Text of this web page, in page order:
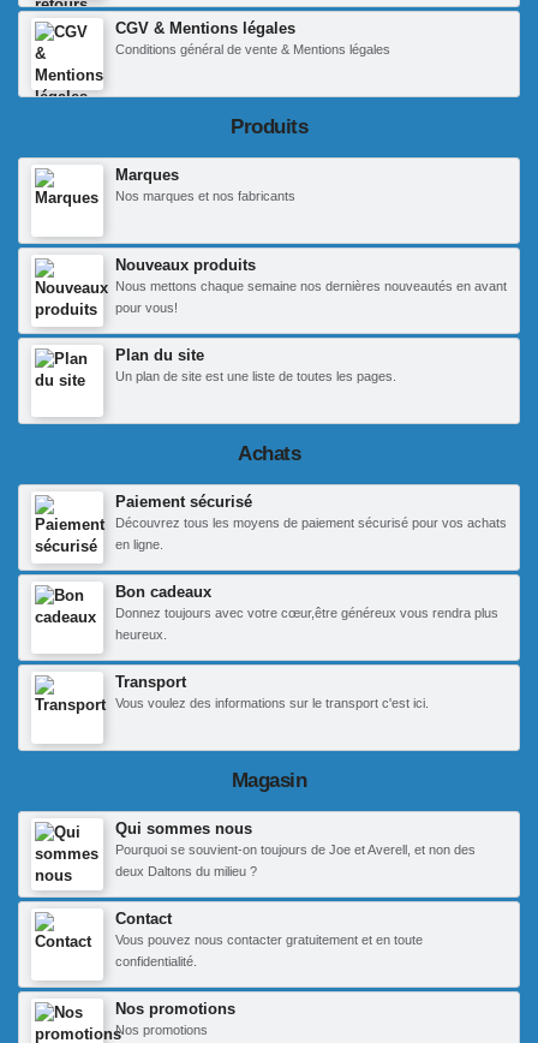
CGV & Mentions légales
Conditions général de vente & Mentions légales
Produits
Marques
Nos marques et nos fabricants
Nouveaux produits
Nous mettons chaque semaine nos dernières nouveautés en avant
pour vous!
Plan du site
Un plan de site est une liste de toutes les pages.
Achats
Paiement sécurisé
Découvrez tous les moyens de paiement sécurisé pour vos achats
en ligne.
Bon cadeaux
Donnez toujours avec votre cœur,être généreux vous rendra plus
heureux.
Transport
Vous voulez des informations sur le transport c'est ici.
Magasin
Qui sommes nous
Pourquoi se souvient-on toujours de Joe et Averell, et non des
deux Daltons du milieu ?
Contact
Vous pouvez nous contacter gratuitement et en toute
confidentialité.
Nos promotions
Nos promotions